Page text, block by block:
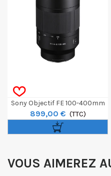
Sony Objectif FE 100-400mm
F/5.6-8 OSS
899,00 € (TTC)
VOUS AIMEREZ